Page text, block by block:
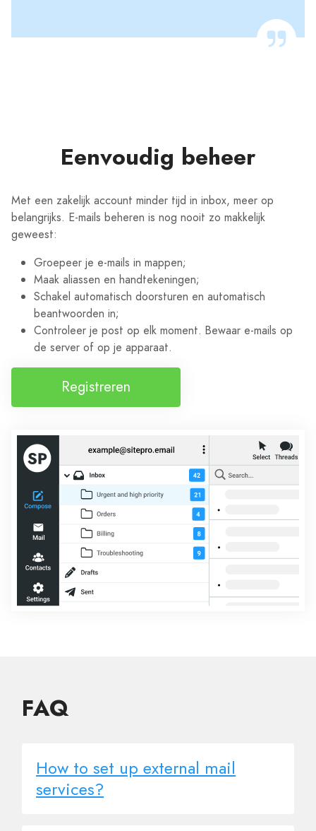
Eenvoudig beheer
Met een zakelijk account minder tijd in inbox, meer op
belangrijks. E-mails beheren is nog nooit zo makkelijk
geweest:
Groepeer je e-mails in mappen;
Maak aliassen en handtekeningen;
Schakel automatisch doorsturen en automatisch
beantwoorden in;
Controleer je post op elk moment. Bewaar e-mails op
de server of op je apparaat.
Registreren
FAQ
How to set up external mail
services?